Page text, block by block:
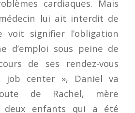
cardiaques. Mais
lui ait interdit de
voit signifier l’obligation
d’emploi sous peine de
de ses rendez-vous
job center », Daniel va
de Rachel, mère
deux enfants qui a été